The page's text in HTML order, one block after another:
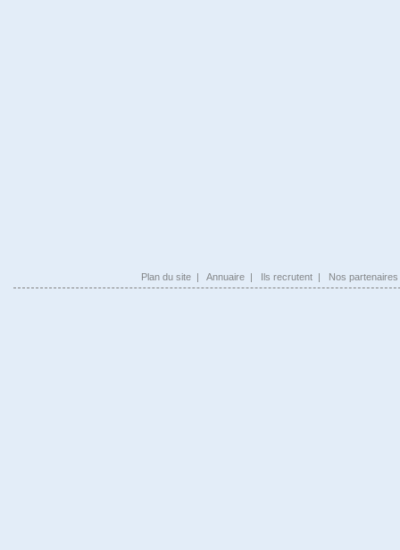
Plan du site| Annuaire| Ils recrutent| Nos partenaires